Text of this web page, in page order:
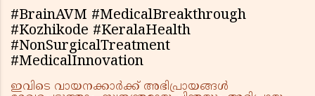
#BrainAVM #MedicalBreakthrough
#Kozhikode #KeralaHealth
#NonSurgicalTreatment
#MedicalInnovation
ഇവിടെ വായനക്കാർക്ക് അഭിപ്രായങ്ങൾ